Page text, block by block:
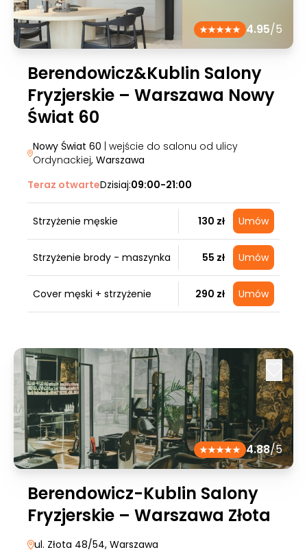
4.95/5
Berendowicz&Kublin Salony
Fryzjerskie – Warszawa Nowy
Świat 60
Nowy Świat 60 | wejście do salonu od ulicy
Ordynackiej, Warszawa
Teraz otwarteDzisiaj:09:00-21:00
Strzyżenie męskie 130 zł Umów
Strzyżenie brody - maszynka 55 zł Umów
Cover męski + strzyżenie 290 zł Umów
4.88/5
Berendowicz-Kublin Salony
Fryzjerskie – Warszawa Złota
ul. Złota 48/54, Warszawa